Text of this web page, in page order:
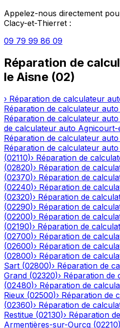
Appelez-nous directement
Clacy-et-Thierret :
09 79 99 86 09
Réparation de
le Aisne (02)
› Réparation de calculateur
Réparation de calculateur auto
Réparation de calculateur auto
de calculateur auto Agnicourt-
Réparation de calculateur auto
Réparation de calculateur auto
(02110)› Réparation de
(02820)› Réparation de
(02370)› Réparation de
(02240)› Réparation de
(02320)› Réparation de
(02290)› Réparation de
(02200)› Réparation de
(02190)› Réparation de
(02700)› Réparation de
(02600)› Réparation de
(02800)› Réparation de
Sart (02800)› Réparation de
Grand (02320)› Réparation de
(02480)› Réparation de
Rieux (02500)› Réparation de
(02360)› Réparation de
Restitue (02130)› Réparation
Armentières-sur-Ourcq (02210)